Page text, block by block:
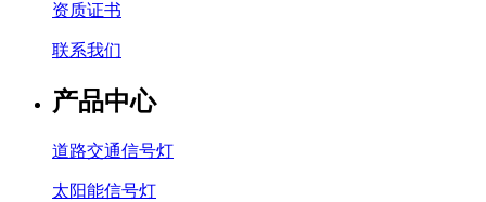
资质证书
联系我们
产品中心
道路交通信号灯
太阳能信号灯